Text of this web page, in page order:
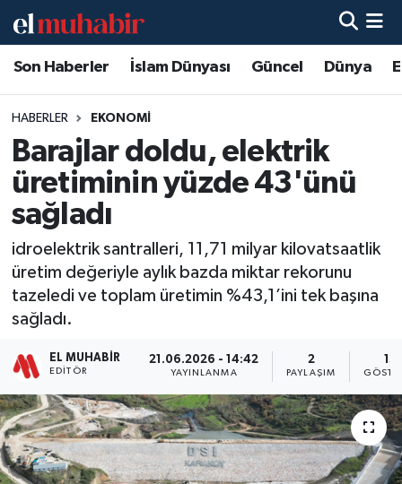
Son Haberler İslam Dünyası Güncel Dünya
HABERLER EKONOMI
Barajlar doldu, elektrik
üretiminin yüzde 43'ünü
sağladı
idroelektrik santralleri, 11,71 milyar kilovatsaatlik
üretim değeriyle aylık bazda miktar rekorunu
tazeledi ve toplam üretimin %43,1’ini tek başına
sağladı.
EL MUHABIR
EDITÖR
21.06.2026 - 14:42
YAYINLANMA
2
PAYLAŞIM
13
Hava Durumu
Trafik Durumu
Süper Lig Puan Durumu ve Fikstür
Tüm Manşetler
Son Dakika Haberleri
Haber Arşivi